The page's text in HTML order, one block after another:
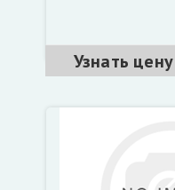
Узнать цену